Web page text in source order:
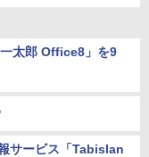
太郎 Office8」を9
サービス「Tabislan